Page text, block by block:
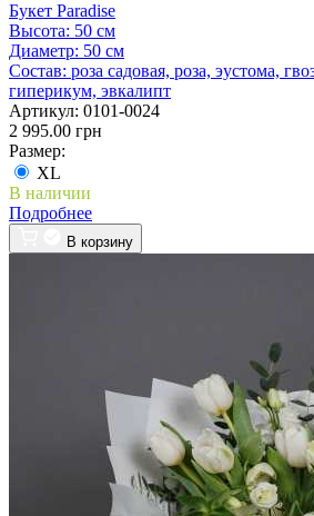
Букет Paradise
Высота: 50 см
Диаметр: 50 см
Состав: роза садовая, роза, эустома,
гиперикум, эвкалипт
Артикул: 0101-0024
2 995.00 грн
Размер:
XL
В наличии
Подробнее
В корзину